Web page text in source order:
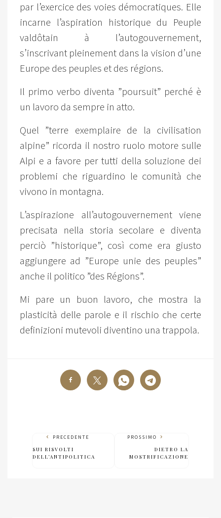
par l’exercice des voies démocratiques. Elle
incarne l’aspiration historique du Peuple
valdôtain à l’autogouvernement,
s’inscrivant pleinement dans la vision d’une
Europe des peuples et des régions.
Il primo verbo diventa ”poursuit” perché è
un lavoro da sempre in atto.
Quel ”terre exemplaire de la civilisation
alpine” ricorda il nostro ruolo motore sulle
Alpi e a favore per tutti della soluzione dei
problemi che riguardino le comunità che
vivono in montagna.
L’aspirazione all’autogouvernement viene
precisata nella storia secolare e diventa
perciò ”historique”, così come era giusto
aggiungere ad ”Europe unie des peuples”
anche il politico ”des Régions”.
Mi pare un buon lavoro, che mostra la
plasticità delle parole e il rischio che certe
definizioni mutevoli diventino una trappola.
PRECEDENTE
SUI RISVOLTI
DELL’ANTIPOLITICA
PROSSIMO
DIETRO LA
MOSTRIFICAZIONE